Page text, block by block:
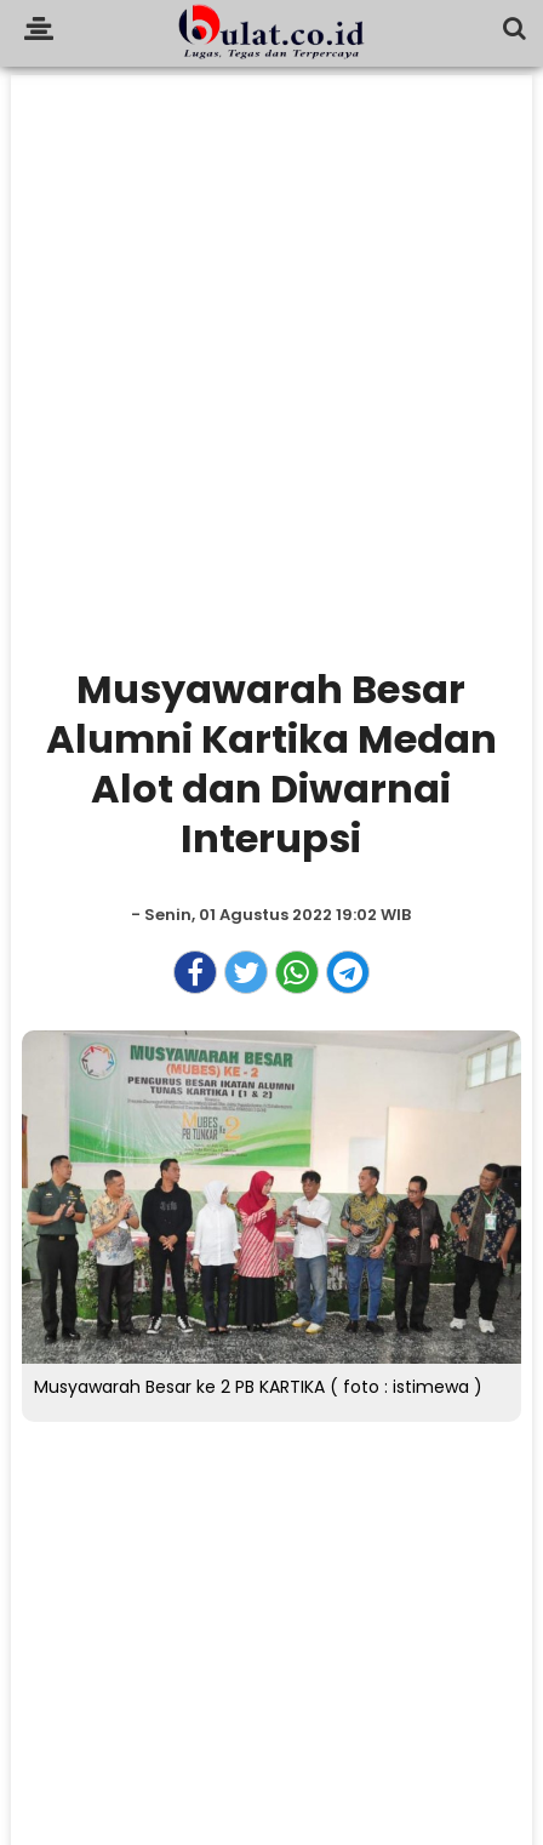
Musyawarah Besar
Alumni Kartika Medan
Alot dan Diwarnai
Interupsi
- Senin, 01 Agustus 2022 19:02 WIB
Musyawarah Besar ke 2 PB KARTIKA ( foto : istimewa )